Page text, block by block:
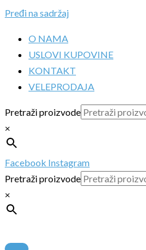
Pređi na sadržaj
O NAMA
USLOVI KUPOVINE
KONTAKT
VELEPRODAJA
Pretraži proizvode
×
Facebook Instagram
Pretraži proizvode
×